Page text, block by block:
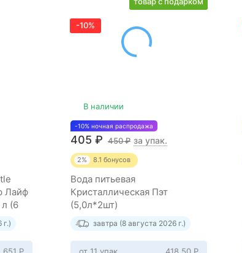
Лайф
(6
г.)
-10%
В наличии
-10% ночная распродажа
405 ₽ 450₽ за упак.
2% 8.1 бонусов
Вода питьевая
Кристаллическая Пэт
(5,0л*2шт)
завтра (8 августа 2026 г.)